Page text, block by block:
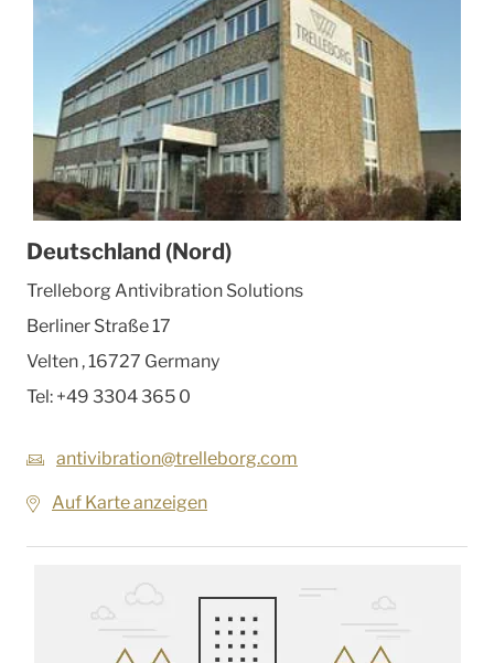
Deutschland (Nord)
Trelleborg Antivibration Solutions
Berliner Straße 17
Velten ,16727 Germany
Tel: +49 3304 365 0
antivibration@trelleborg.com
Auf Karte anzeigen